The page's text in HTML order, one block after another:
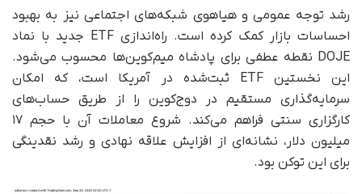
رشد توجه عمومی و هیاهوی شبکه‌های اجتماعی نیز به بهبود
احساسات بازار کمک کرده است. راه‌اندازی ETF جدید با نماد
DOJE نقطه عطفی برای پادشاه میم‌کوین‌ها محسوب می‌شود.
این نخستین ETF ثبت‌شده در آمریکا است، که امکان
سرمایه‌گذاری مستقیم در دوج‌کوین را از طریق حساب‌های
کارگزاری سنتی فراهم می‌کند. شروع معاملات آن با حجم ۱۷
میلیون دلار، نشانه‌ای از افزایش علاقه نهادی و رشد نقدینگی
برای این توکن بود.